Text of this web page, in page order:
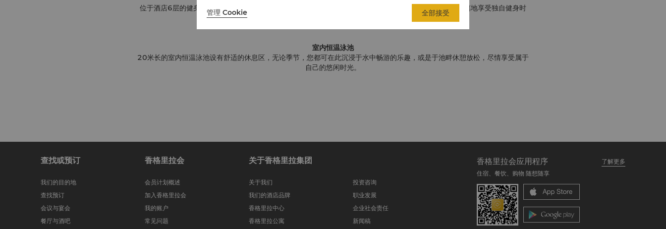
位于酒店6层的健身中心可满足多种健身需求，除了齐全先进的专业器械与设施外，瑜伽房也能让您畅快淋漓地享受独自健身时
室内恒温泳池
20米长的室内恒温泳池设有舒适的休息区，无论季节，您都可在此沉浸于水中畅游的乐趣，或是于池畔休憩放松，尽情享受属于
自己的悠闲时光。
查找或预订
我们的目的地
查找预订
会议与宴会
餐厅与酒吧
香格里拉会
会员计划概述
加入香格里拉会
我的账户
常见问题
关于香格里拉集团
关于我们
我们的酒店品牌
香格里拉中心
香格里拉公寓
投资咨询
职业发展
企业社会责任
新闻稿
香格里拉会应用程序
了解更多
住宿、餐饮、购物 随想随享
管理 Cookie 全部接受